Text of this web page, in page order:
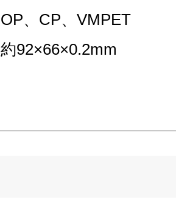
OP、CP、VMPET
約92×66×0.2mm